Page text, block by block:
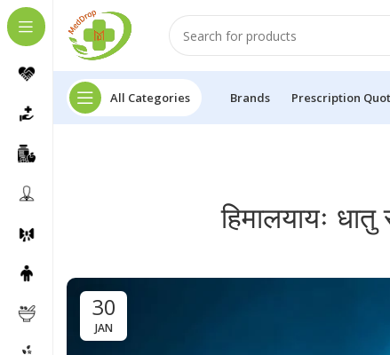
All Categories Brands Prescription
हिमालयायः
30
JAN